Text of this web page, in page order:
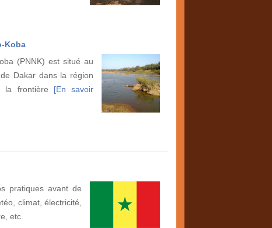
Koba
(PNNK) est situé au
Dakar dans la région
la frontière [En savoir
pratiques avant de
climat, électricité,
etc.